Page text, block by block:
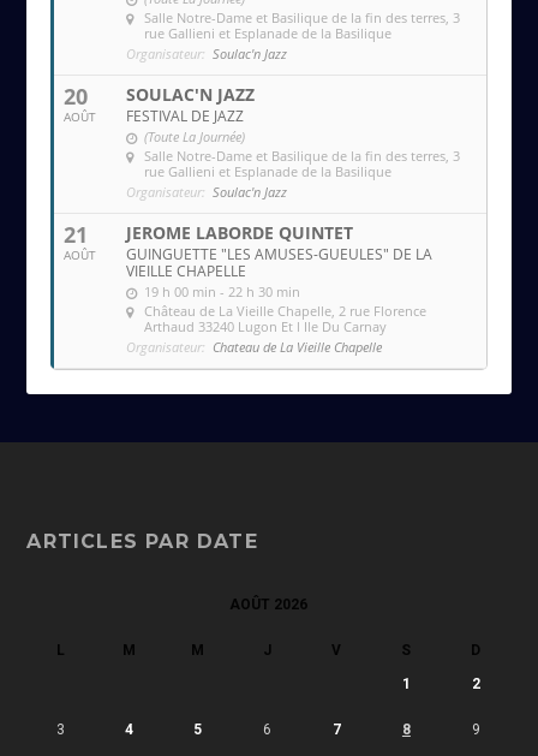
Salle Notre-Dame et Basilique de la fin des terres , 3
rue Gallieni et Esplanade de la Basilique
Organisateur: Soulac'n Jazz
20
AOÛT
SOULAC'N JAZZ
FESTIVAL DE JAZZ
(Toute La Journée)
Salle Notre-Dame et Basilique de la fin des terres , 3
rue Gallieni et Esplanade de la Basilique
Organisateur: Soulac'n Jazz
21
AOÛT
JEROME LABORDE QUINTET
GUINGUETTE "LES AMUSES-GUEULES" DE LA
VIEILLE CHAPELLE
19 h 00 min - 22 h 30 min
Château de La Vieille Chapelle , 2 rue Florence
Arthaud 33240 Lugon Et l Ile Du Carnay
Organisateur: Chateau de La Vieille Chapelle
ARTICLES PAR DATE
AOÛT 2026
L M M J V S D
1 2
3 4 5 6 7 8 9